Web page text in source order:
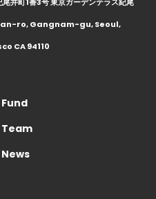
ro, Gangnam-gu, Seoul,
CA 94110
Fund
Team
News